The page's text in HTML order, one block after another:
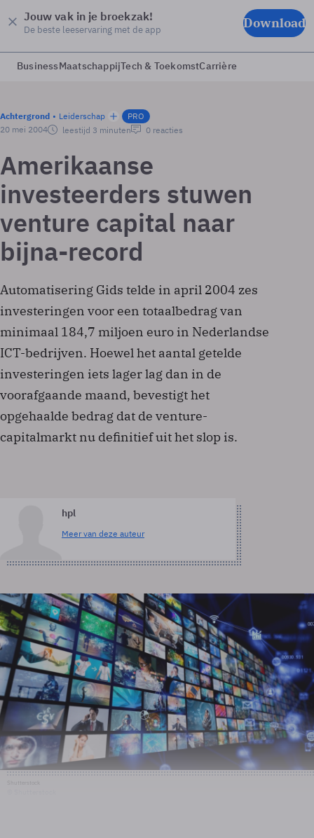
Jouw vak in je broekzak!
De beste leeservaring met de app Download
BusinessMaatschappijTech & ToekomstCarrière
Achtergrond Leiderschap
PRO
20 mei 2004
leestijd 3 minuten 0 reacties
Amerikaanse
investeerders stuwen
venture capital naar
bijna-record
Automatisering Gids telde in april 2004 zes
investeringen voor een totaalbedrag van
minimaal 184,7 miljoen euro in Nederlandse
ICT-bedrijven. Hoewel het aantal getelde
investeringen iets lager lag dan in de
voorafgaande maand, bevestigt het
opgehaalde bedrag dat de venture-
capitalmarkt nu definitief uit het slop is.
hpl
Meer van deze auteur